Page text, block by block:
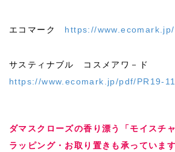
エコマーク https://www.ecomark.jp/
サスティナブル コスメアワ－ド
https://www.ecomark.jp/pdf/PR19-
ダマスクローズの香り漂う「モイスチャ
ラッピング・お取り置きも承っていま